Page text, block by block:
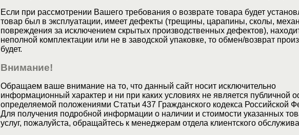
Если при рассмотрении Вашего требования о возврате товара будет
товар был в эксплуатации, имеет дефекты (трещины, царапины, сколы,
повреждения за исключением скрытых производственных дефектов),
неполной комплектации или не в заводской упаковке, то обмен/возврат
будет.
Внимание!
Обращаем ваше внимание на то, что данный сайт носит исключительно
информационный характер и ни при каких условиях не является публичной
определяемой положениями Статьи 437 Гражданского кодекса Российской
Для получения подробной информации о наличии и стоимости указанных
услуг, пожалуйста, обращайтесь к менеджерам отдела клиентского